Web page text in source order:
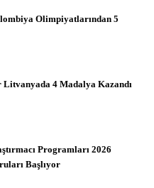
Olimpiyatlarından 5
4 Madalya Kazandı
Programları 2026
Başlıyor